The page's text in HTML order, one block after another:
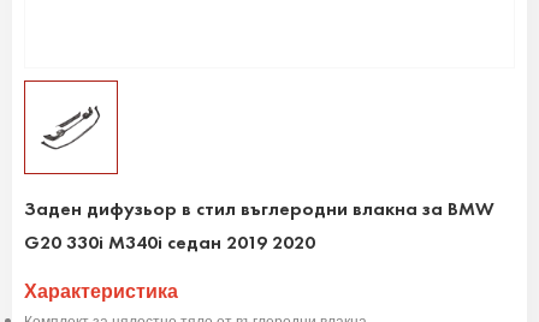
Заден дифузьор в стил въглеродни влакна за BMW
G20 330i M340i седан 2019 2020
Характеристика